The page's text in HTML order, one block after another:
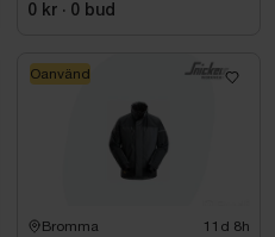
0 kr · 0 bud
Bromma 11d 8h
Oanvänd